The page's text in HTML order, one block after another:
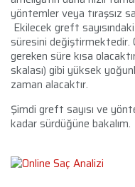
yöntemler veya tıraşsız
Ekilecek greft
süresini değiştirmektedir.
gereken süre kısa
skalası) gibi yüksek
zaman alacaktır.
Şimdi greft sayısı ve
kadar sürdüğüne bakalım.